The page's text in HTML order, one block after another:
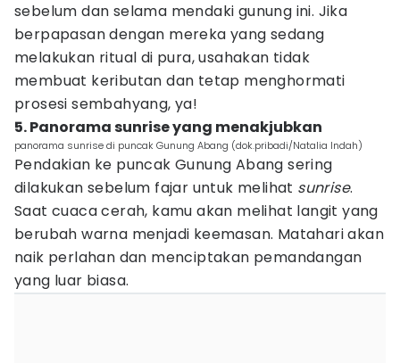
sebelum dan selama mendaki gunung ini. Jika
berpapasan dengan mereka yang sedang
melakukan ritual di pura, usahakan tidak
membuat keributan dan tetap menghormati
prosesi sembahyang, ya!
5. Panorama sunrise yang menakjubkan
panorama sunrise di puncak Gunung Abang (dok.pribadi/Natalia Indah)
Pendakian ke puncak Gunung Abang sering
dilakukan sebelum fajar untuk melihat sunrise.
Saat cuaca cerah, kamu akan melihat langit yang
berubah warna menjadi keemasan. Matahari akan
naik perlahan dan menciptakan pemandangan
yang luar biasa.